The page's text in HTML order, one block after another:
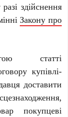
здійснення
Закону про
статті
купівлі-
доставити
покупцеві